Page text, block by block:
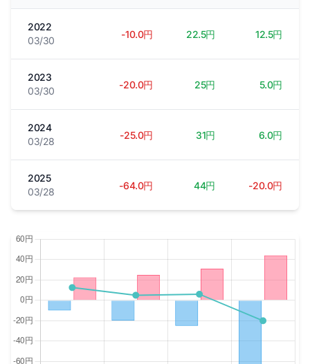
2022
03/30
-10.0円 22.5円 12.5円
2023
03/30
-20.0円 25円 5.0円
2024
03/28
-25.0円 31円 6.0円
2025
03/28
-64.0円 44円 -20.0円